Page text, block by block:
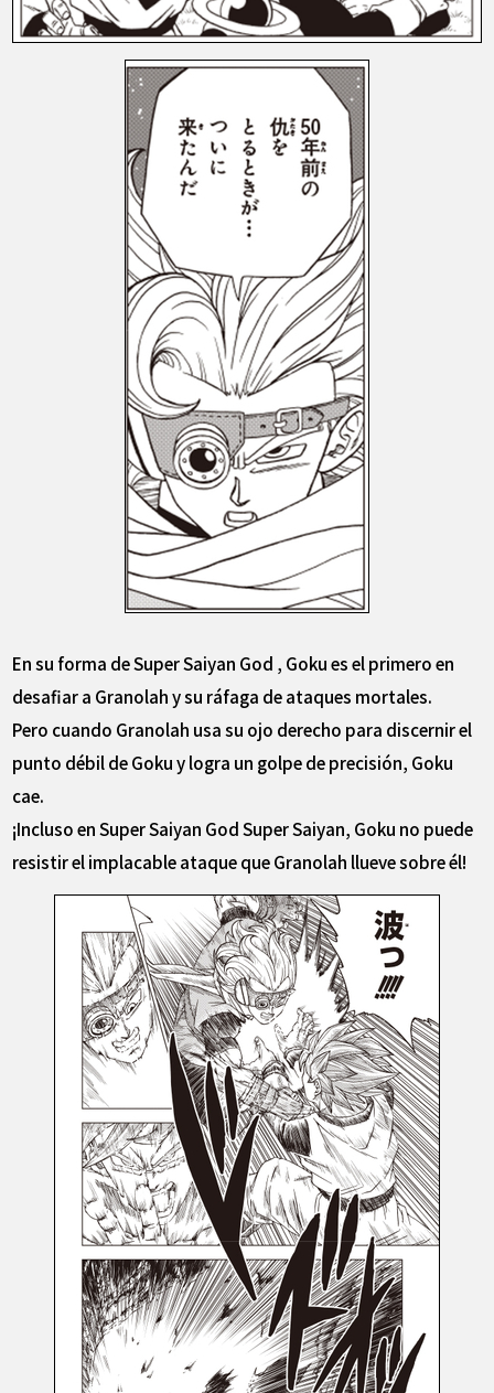
En su forma de Super Saiyan God , Goku es el primero en
desafiar a Granolah y su ráfaga de ataques mortales.
Pero cuando Granolah usa su ojo derecho para discernir el
punto débil de Goku y logra un golpe de precisión, Goku
cae.
¡Incluso en Super Saiyan God Super Saiyan, Goku no puede
resistir el implacable ataque que Granolah llueve sobre él!